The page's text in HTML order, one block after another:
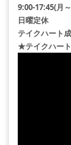
9:00-17:45(月
日曜定休
テイクハート
★テイクハー